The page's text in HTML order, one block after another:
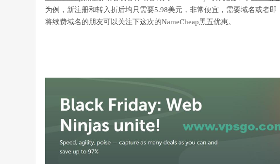
为例，新注册和转入折后均只需要5.98美元，非常便宜，需要域名或者即
将续费域名的朋友可以关注下这次的NameCheap黑五优惠。